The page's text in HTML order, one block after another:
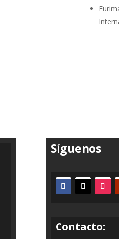
Síguenos
Contacto: